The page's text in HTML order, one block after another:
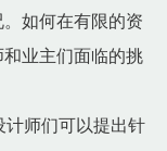
如何在有限的资
业主们面临的挑
计师们可以提出针